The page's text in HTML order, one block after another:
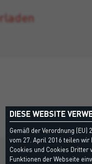
DIESE WEBSITE
Gemäß der Verordnung
vom 27. April 2016 teilen
Cookies und Cookies Dritter
Funktionen der Webseite